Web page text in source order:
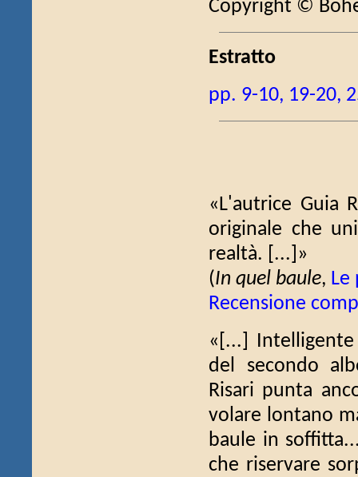
Copyright ©
Estratto
pp. 9-10, 19-20,
«L'autrice Guia
originale che
realtà. [...]»
(In quel baule, Le
Recensione
«[...]
del secondo
Risari punta
volare lontano
baule in
che riservare